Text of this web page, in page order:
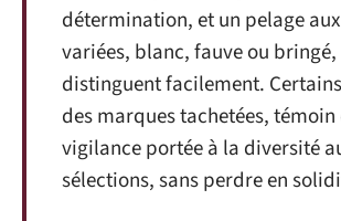
détermination, et un pelage
variées, blanc, fauve ou
distinguent facilement.
des marques tachetées, témoin
vigilance portée à la diversité
sélections, sans perdre en